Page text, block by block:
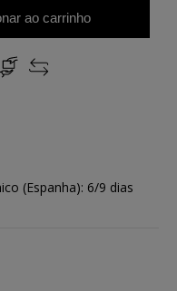
ao carrinho
(Espanha): 6/9 dias